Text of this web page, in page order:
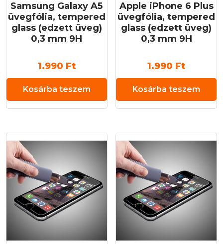
Samsung Galaxy A5
üvegfólia, tempered
glass (edzett üveg)
0,3 mm 9H
1.990 Ft
Kosárba teszem
Apple iPhone 6 Plus
üvegfólia, tempered
glass (edzett üveg)
0,3 mm 9H
1.990 Ft
Kosárba teszem